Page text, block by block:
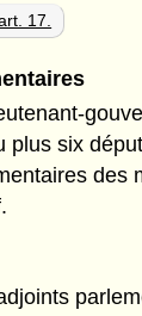
17.
plus six
des